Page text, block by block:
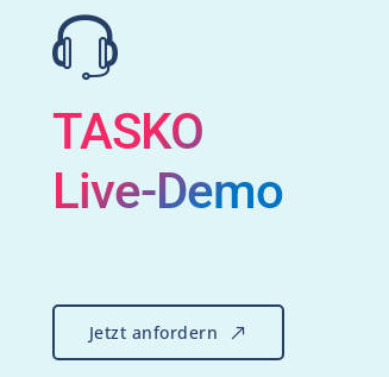
TASKO
Live-Demo
Jetzt anfordern